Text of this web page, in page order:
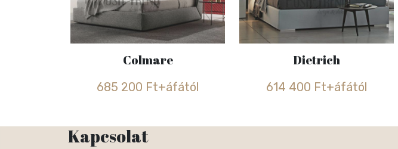
Colmare
685 200 Ft+áfától
Dietrich
614 400 Ft+áfától
Kapcsolat